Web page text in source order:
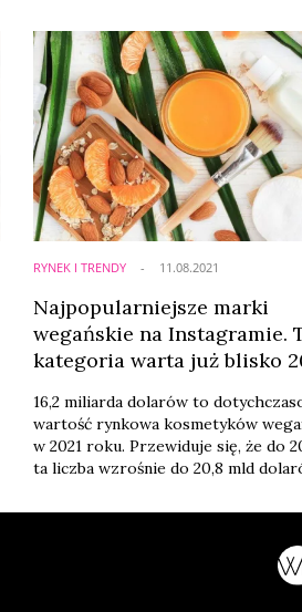
wygląda na globalnym tle rynek
perfumeryjnej niszy w Ameryce
O tym pisze dla Rocznika
Kosmetycznych Marta Krawczyk.
RYNEK I TRENDY
Najpopularniejsze marki
wegańskie na Instagramie.
kategoria warta już blisko
16,2 miliarda dolarów to
wartość rynkowa kosmetyków
w 2021 roku. Przewiduje się, że do
ta liczba wzrośnie do 20,8 mld
wzbudzają największe
11.08.2021